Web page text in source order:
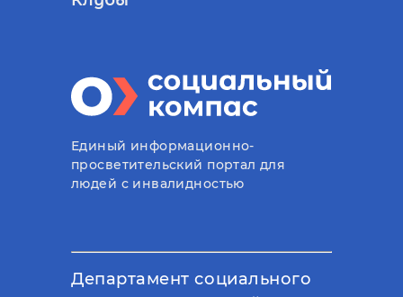
Единый информационно-
просветительский портал для
людей с инвалидностью
Департамент социального